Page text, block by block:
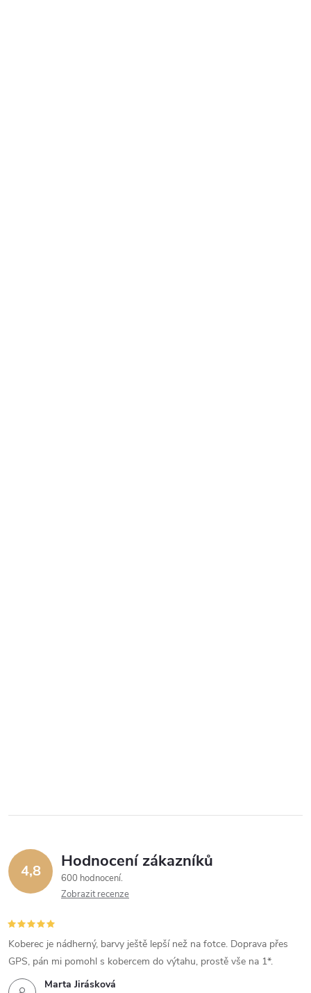
4,8 Hodnocení zákazníků
600 hodnocení
Zobrazit recenze
Marta Jirásková
Koberec je nádherný, barvy ještě lepší než na fotce. Doprava přes
GPS, pán mi pomohl s kobercem do výtahu, prostě vše na 1*.